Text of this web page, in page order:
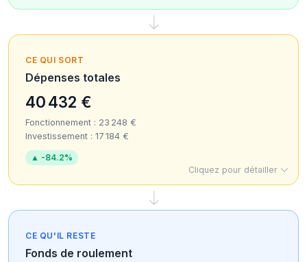
CE QUI SORT
Dépenses totales
40 432 €
Fonctionnement : 23 248 €
Investissement : 17 184 €
▲ -84.2%
Cliquez pour détailler
CE QU'IL RESTE
Fonds de roulement